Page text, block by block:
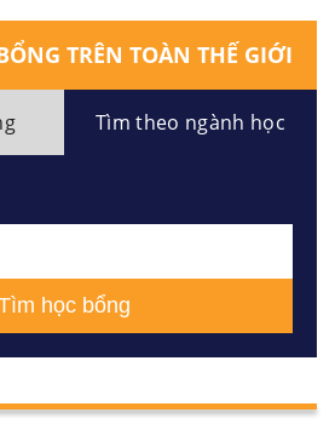
TRÊN TOÀN THẾ GIỚI
Tìm theo ngành học
học bổng